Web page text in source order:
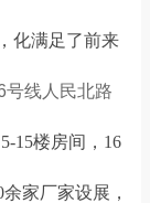
化满足了前来
号线人民北路
15楼房间，16
家厂家设展，